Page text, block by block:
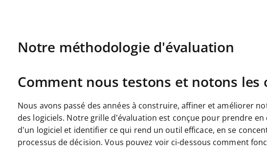
Notre méthodologie d'évaluation
Comment nous testons et notons les
Nous avons passé des années à construire, affiner et améliorer
des logiciels. Notre grille d’évaluation est conçue pour prendre
d’un logiciel et identifier ce qui rend un outil efficace, en se
processus de décision. Vous pouvez voir ci-dessous comment